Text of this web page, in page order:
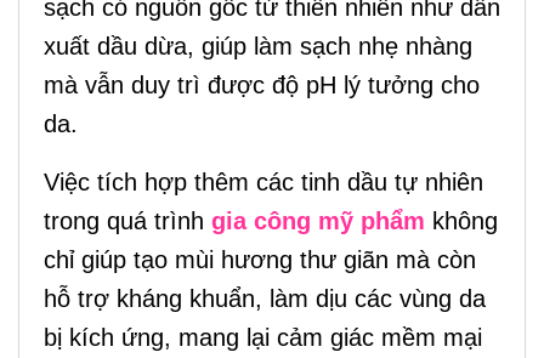
sạch có nguồn gốc từ thiên nhiên như dẫn
xuất dầu dừa, giúp làm sạch nhẹ nhàng
mà vẫn duy trì được độ pH lý tưởng cho
da.
Việc tích hợp thêm các tinh dầu tự nhiên
trong quá trình gia công mỹ phẩm không
chỉ giúp tạo mùi hương thư giãn mà còn
hỗ trợ kháng khuẩn, làm dịu các vùng da
bị kích ứng, mang lại cảm giác mềm mại